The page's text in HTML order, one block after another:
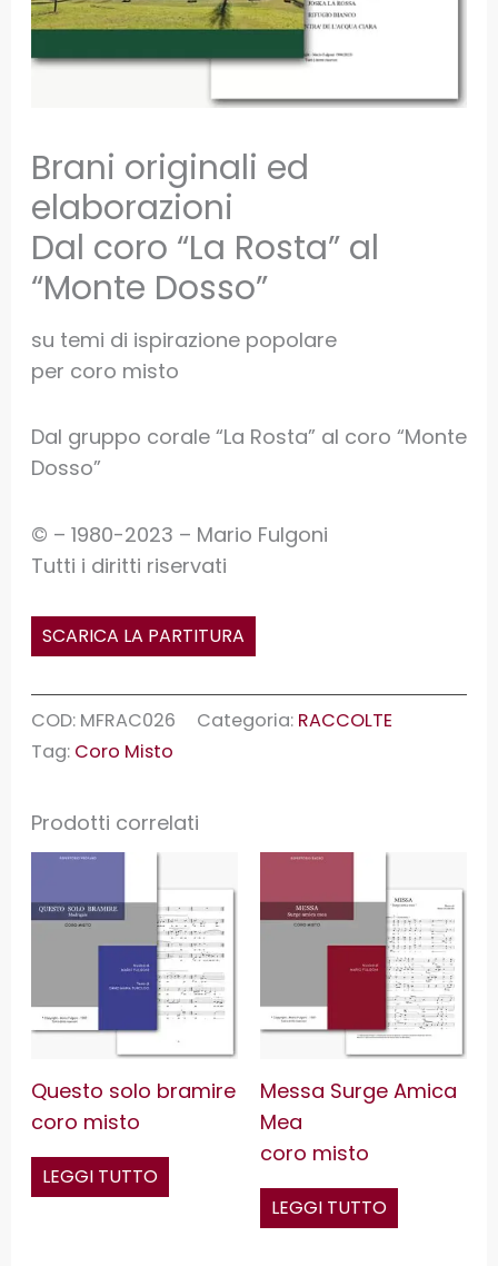
Brani originali ed
elaborazioni
Dal coro “La Rosta” al
“Monte Dosso”
su temi di ispirazione popolare
per coro misto
Dal gruppo corale “La Rosta” al coro “Monte
Dosso”
© – 1980-2023 – Mario Fulgoni
Tutti i diritti riservati
SCARICA LA PARTITURA
COD: MFRAC026 Categoria: RACCOLTE
Tag: Coro Misto
Prodotti correlati
Questo solo bramire
coro misto
LEGGI TUTTO
Messa Surge Amica
Mea
coro misto
LEGGI TUTTO